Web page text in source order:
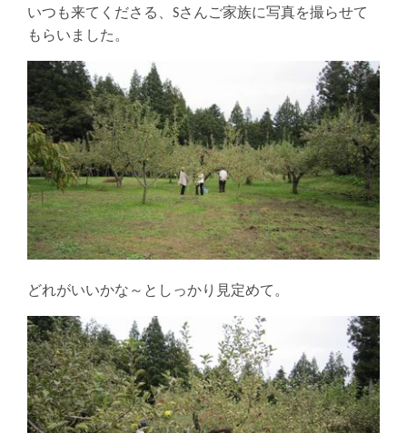
いつも来てくださる、Sさんご家族に写真を撮らせて
もらいました。
どれがいいかな～としっかり見定めて。